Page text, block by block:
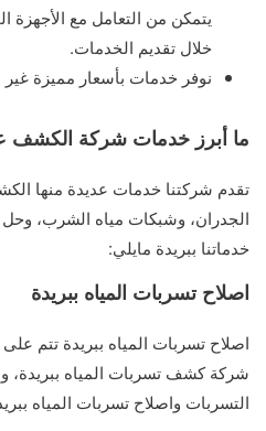
يتمكن من التعامل مع الأجهزة
خلال تقديم الخدمات.
نوفر خدمات بأسعار مميزة
ما أبرز خدمات شركة الكشف
تقدم شركتنا خدمات عديدة منها
الجدران، وشبكات مياه الشرب،
خدماتنا ببريدة مايلي:
اصلاح تسربات المياه ببريدة
اصلاح تسربات المياه ببريدة تتم
شركة كشف تسربات المياه ببريدة،
التسربات واصلاح تسربات المياه